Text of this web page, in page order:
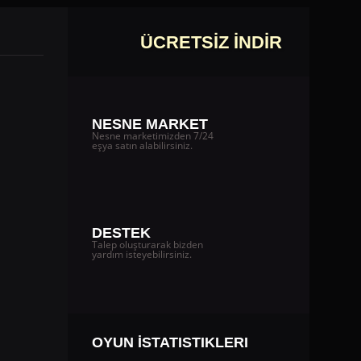
ÜCRETSİZ İNDİR
NESNE MARKET
Nesne marketimizden 7/24
eşya satın alabilirsiniz.
DESTEK
Talep oluşturarak bizden
yardım isteyebilirsiniz.
OYUN İSTATISTIKLERI